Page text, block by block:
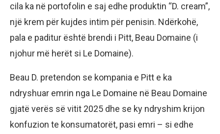
cila ka në portofolin e saj edhe produktin “D. cream”,
një krem për kujdes intim për penisin. Ndërkohë,
pala e paditur është brendi i Pitt, Beau Domaine (i
njohur më herët si Le Domaine).
Beau D. pretendon se kompania e Pitt e ka
ndryshuar emrin nga Le Domaine në Beau Domaine
gjatë verës së vitit 2025 dhe se ky ndryshim krijon
konfuzion te konsumatorët, pasi emri – si edhe